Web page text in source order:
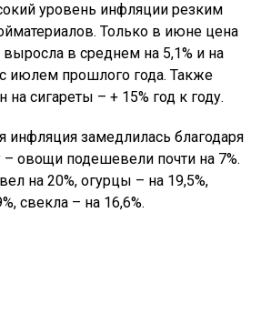
уровень инфляции резким
Только в июне цена
в среднем на 5,1% и на
июлем прошлого года. Также
сигареты – + 15% год к году.
инфляция замедлилась благодаря
овощи подешевели почти на 7%.
на 20%, огурцы – на 19,5%,
свекла – на 16,6%.